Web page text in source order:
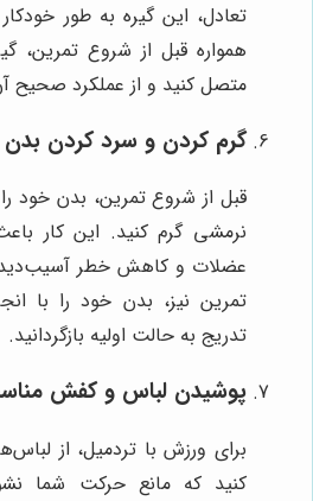
تعادل، این گیره به طور
همواره قبل از شروع تمرین،
متصل کنید و از عملکرد صحیح
گرم کردن و سرد کردن بدن
قبل از شروع تمرین، بدن خود
نرمشی گرم کنید. این کار
عضلات و کاهش خطر
تمرین نیز، بدن خود را با
تدریج به حالت اولیه بازگردانید.
پوشیدن لباس و کفش
برای ورزش با تردمیل، از
کنید که مانع حرکت شما